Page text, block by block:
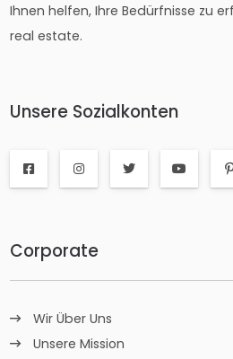
Ihnen helfen, Ihre Bedürfnisse zu
real estate.
Unsere Sozialkonten
Corporate
Wir Über Uns
Unsere Mission